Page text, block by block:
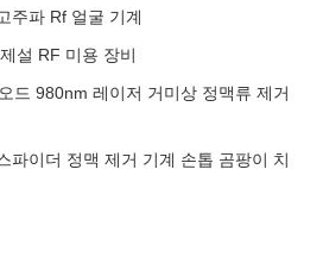
주파 Rf 얼굴 기계
설 RF 미용 장비
드 980nm 레이저 거미상 정맥류 제거
파이더 정맥 제거 기계 손톱 곰팡이 치